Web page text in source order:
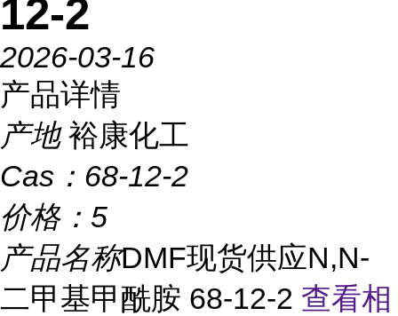
12-2
2026-03-16
产品详情
产地 裕康化工
Cas： 68-12-2
价格： 5
产品名称DMF现货供应N,N-
二甲基甲酰胺 68-12-2 查看相